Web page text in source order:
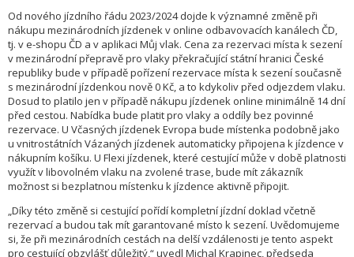
Od nového jízdního řádu 2023/2024 dojde k významné změně při
nákupu mezinárodních jízdenek v online odbavovacích kanálech ČD,
tj. v e-shopu ČD a v aplikaci Můj vlak. Cena za rezervaci místa k sezení
v mezinárodní přepravě pro vlaky překračující státní hranici České
republiky bude v případě pořízení rezervace místa k sezení současně
s mezinárodní jízdenkou nově 0 Kč, a to kdykoliv před odjezdem vlaku.
Dosud to platilo jen v případě nákupu jízdenek online minimálně 14 dní
před cestou. Nabídka bude platit pro vlaky a oddíly bez povinné
rezervace. U Včasných jízdenek Evropa bude místenka podobně jako
u vnitrostátních Vázaných jízdenek automaticky připojena k jízdence v
nákupním košíku. U Flexi jízdenek, které cestující může v době platnosti
využít v libovolném vlaku na zvolené trase, bude mít zákazník
možnost si bezplatnou místenku k jízdence aktivně připojit.
„Díky této změně si cestující pořídí kompletní jízdní doklad včetně
rezervací a budou tak mít garantované místo k sezení. Uvědomujeme
si, že při mezinárodních cestách na delší vzdálenosti je tento aspekt
pro cestující obzvlášť důležitý,“ uvedl Michal Krapinec, předseda